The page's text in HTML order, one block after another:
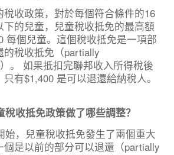
稅收政策，對於每個符合條件的16
下的兒童，兒童稅收抵免的最高額
每個兒童。這個稅收抵免是一項部
的稅收抵免（partially
。 如果抵扣完聯邦收入所得稅後
有$1,400 是可以退還給納稅人。
稅收抵免政策做了哪些調整？
始，兒童稅收抵免發生了兩個重大
個是以前的部分可以退還（partially